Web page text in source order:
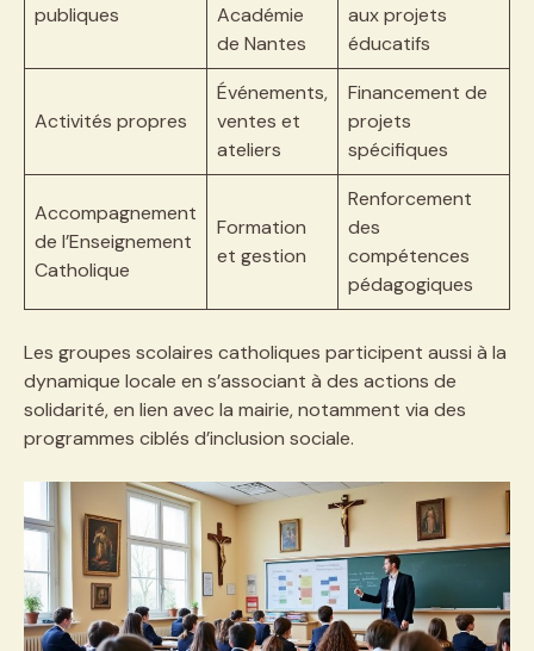
publiques
Académie
de Nantes
aux projets
éducatifs
Activités propres
Événements,
ventes et
ateliers
Financement de
projets
spécifiques
Accompagnement
de l’Enseignement
Catholique
Formation
et gestion
Renforcement
des
compétences
pédagogiques
Les groupes scolaires catholiques participent aussi à la
dynamique locale en s’associant à des actions de
solidarité, en lien avec la mairie, notamment via des
programmes ciblés d’inclusion sociale.